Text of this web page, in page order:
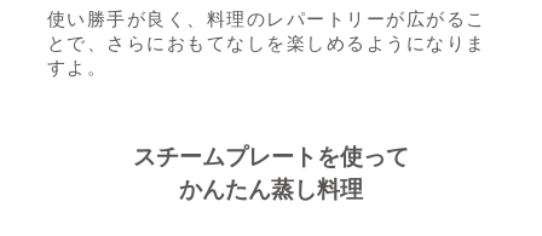
使い勝手が良く、料理のレパートリーが広がるこ
とで、さらにおもてなしを楽しめるようになりま
すよ。
スチームプレートを使って
かんたん蒸し料理